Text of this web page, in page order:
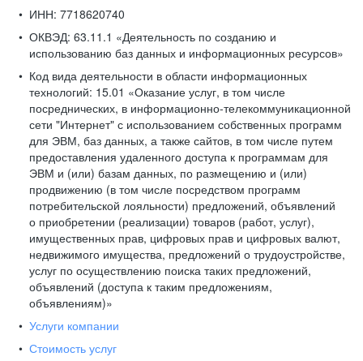
ИНН: 7718620740
ОКВЭД: 63.11.1 «Деятельность по созданию и
использованию баз данных и информационных ресурсов»
Код вида деятельности в области информационных
технологий: 15.01 «Оказание услуг, в том числе
посреднических, в информационно-телекоммуникационной
сети "Интернет" с использованием собственных программ
для ЭВМ, баз данных, а также сайтов, в том числе путем
предоставления удаленного доступа к программам для
ЭВМ и (или) базам данных, по размещению и (или)
продвижению (в том числе посредством программ
потребительской лояльности) предложений, объявлений
о приобретении (реализации) товаров (работ, услуг),
имущественных прав, цифровых прав и цифровых валют,
недвижимого имущества, предложений о трудоустройстве,
услуг по осуществлению поиска таких предложений,
объявлений (доступа к таким предложениям,
объявлениям)»
Услуги компании
Стоимость услуг